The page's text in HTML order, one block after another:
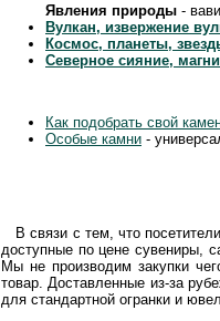
Явления природы -
Вулкан, извержение
Космос, планеты,
Северное сияние,
Как подобрать свой
Особые камни -
В связи с тем, что
доступные по цене сувениры,
Мы не производим закупки
товар. Доставленные из-за
для стандартной огранки и